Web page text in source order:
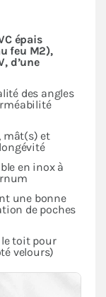
épais
feu M2),
d’une
des angles
mât(s) et
en inox à
une bonne
de poches
le toit pour
velours)